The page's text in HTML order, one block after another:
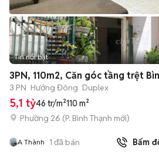
Tin nổi bật
3PN, 110m2, Căn góc tầng trệt
3 PN Hướng Đông Duplex
5,1 tỷ46 tr/m²110 m²
Phường 26 (P. Bình Thạnh mới)
A Thành 1 đã bán Bấm